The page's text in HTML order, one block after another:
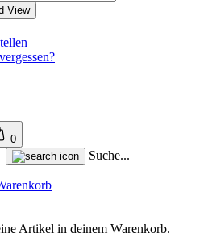
View
0
Suche...
Artikel in deinem Warenkorb.